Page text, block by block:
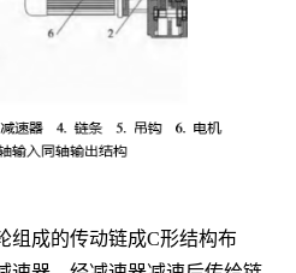
成的传动链成C形结构布